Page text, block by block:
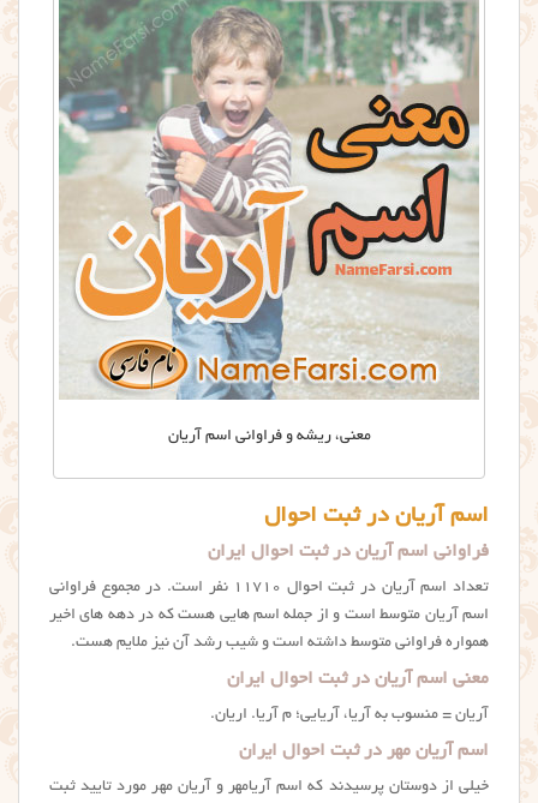
معنی، ریشه و فراوانی اسم آریان
اسم آریان در ثبت احوال
فراوانی اسم آریان در ثبت احوال ایران
تعداد اسم آریان در ثبت احوال ۱۱۷۱۰ نفر است. در مجموع فراوانی
اسم آریان متوسط است و از جمله اسم هایی هست که در دهه های اخیر
همواره فراوانی متوسط داشته است و شیب رشد آن نیز ملایم هست.
معنی اسم آریان در ثبت احوال ایران
آریان = منسوب به آریا، آریایی؛ م آریا. اریان.
اسم آریان مهر در ثبت احوال ایران
خیلی از دوستان پرسیدند که اسم آریامهر و آریان مهر مورد تایید ثبت